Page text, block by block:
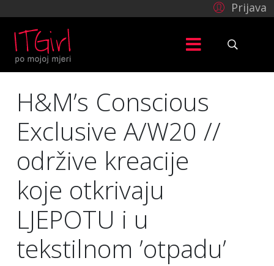
Prijava
H&M’s Conscious
Exclusive A/W20 //
održive kreacije
koje otkrivaju
LJEPOTU i u
tekstilnom ’otpadu’